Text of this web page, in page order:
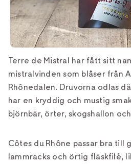
Terre de Mistral har fått sitt
mistralvinden som blåser från
Rhônedalen. Druvorna odlas
har en kryddig och mustig
björnbär, örter, skogshallon
Côtes du Rhône passar bra till
lammracks och örtig fläskfilé,